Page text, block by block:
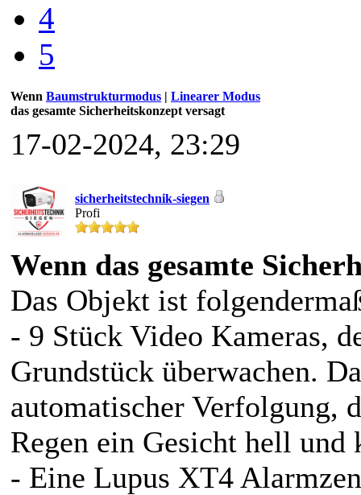
4
5
Baumstrukturmodus | Linearer Modus
Wenn
das gesamte Sicherheitskonzept versagt
17-02-2024, 23:29
sicherheitstechnik-siegen
Profi
Wenn das gesamte
Das Objekt ist
- 9 Stück Video Kameras,
Grundstück überwachen.
automatischer Verfolgung,
Regen ein Gesicht hell und
- Eine Lupus XT4